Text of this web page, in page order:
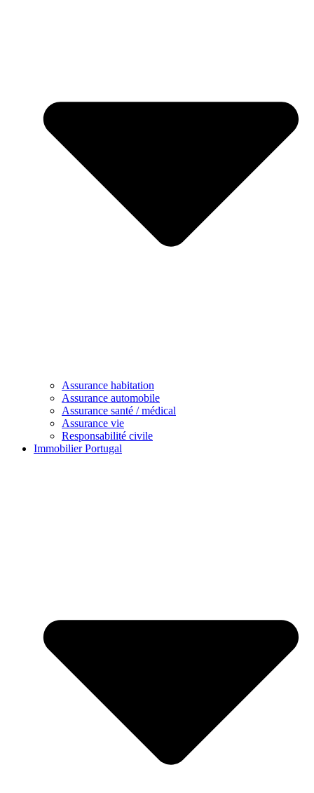
Assurance habitation
Assurance automobile
Assurance santé / médical
Assurance vie
Responsabilité civile
Immobilier Portugal